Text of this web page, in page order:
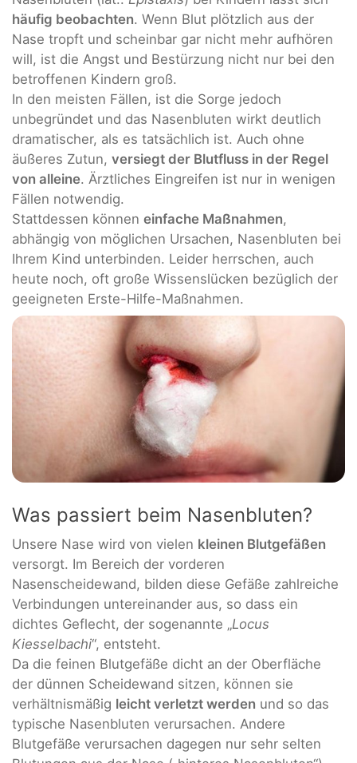
häufig beobachten. Wenn Blut plötzlich aus der
Nase tropft und scheinbar gar nicht mehr aufhören
will, ist die Angst und Bestürzung nicht nur bei den
betroffenen Kindern groß.
In den meisten Fällen, ist die Sorge jedoch
unbegründet und das Nasenbluten wirkt deutlich
dramatischer, als es tatsächlich ist. Auch ohne
äußeres Zutun, versiegt der Blutfluss in der Regel
von alleine. Ärztliches Eingreifen ist nur in wenigen
Fällen notwendig.
Stattdessen können einfache Maßnahmen,
abhängig von möglichen Ursachen, Nasenbluten bei
Ihrem Kind unterbinden. Leider herrschen, auch
heute noch, oft große Wissenslücken bezüglich der
geeigneten Erste-Hilfe-Maßnahmen.
Was passiert beim Nasenbluten?
Unsere Nase wird von vielen kleinen Blutgefäßen
versorgt. Im Bereich der vorderen
Nasenscheidewand, bilden diese Gefäße zahlreiche
Verbindungen untereinander aus, so dass ein
dichtes Geflecht, der sogenannte „Locus
Kiesselbachi“, entsteht.
Da die feinen Blutgefäße dicht an der Oberfläche
der dünnen Scheidewand sitzen, können sie
verhältnismäßig leicht verletzt werden und so das
typische Nasenbluten verursachen. Andere
Blutgefäße verursachen dagegen nur sehr selten